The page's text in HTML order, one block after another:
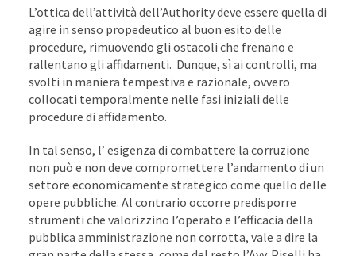
L’ottica dell’attività dell’Authority deve essere quella di
agire in senso propedeutico al buon esito delle
procedure, rimuovendo gli ostacoli che frenano e
rallentano gli affidamenti. Dunque, sì ai controlli, ma
svolti in maniera tempestiva e razionale, ovvero
collocati temporalmente nelle fasi iniziali delle
procedure di affidamento.
In tal senso, l’ esigenza di combattere la corruzione
non può e non deve compromettere l’andamento di un
settore economicamente strategico come quello delle
opere pubbliche. Al contrario occorre predisporre
strumenti che valorizzino l’operato e l’efficacia della
pubblica amministrazione non corrotta, vale a dire la